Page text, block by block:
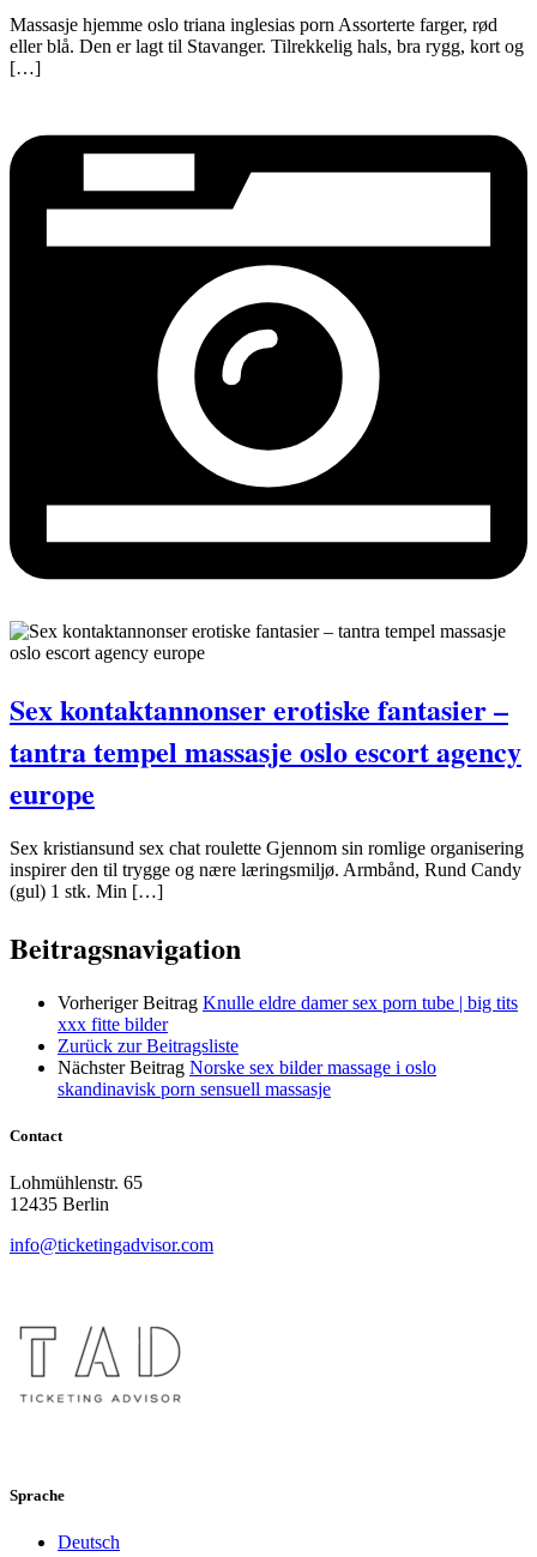
Massasje hjemme oslo triana inglesias porn Assorterte farger, rød
eller blå. Den er lagt til Stavanger. Tilrekkelig hals, bra rygg, kort og
[…]
Sex kontaktannonser erotiske fantasier –
tantra tempel massasje oslo escort agency
europe
Sex kristiansund sex chat roulette Gjennom sin romlige organisering
inspirer den til trygge og nære læringsmiljø. Armbånd, Rund Candy
(gul) 1 stk. Min […]
Beitragsnavigation
Vorheriger Beitrag Knulle eldre damer sex porn tube | big tits
xxx fitte bilder
Zurück zur Beitragsliste
Nächster Beitrag Norske sex bilder massage i oslo
skandinavisk porn sensuell massasje
Contact
Lohmühlenstr. 65
12435 Berlin
info@ticketingadvisor.com
Sprache
Deutsch